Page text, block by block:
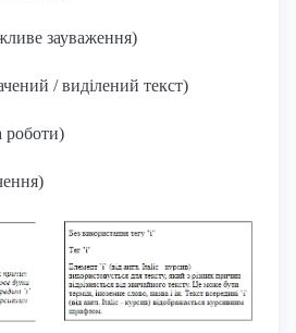
зауваження)
/ виділений текст)
роботи)